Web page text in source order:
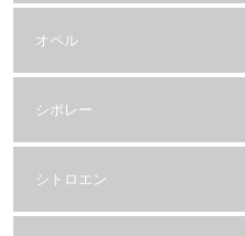
オペル
シボレー
シトロエン